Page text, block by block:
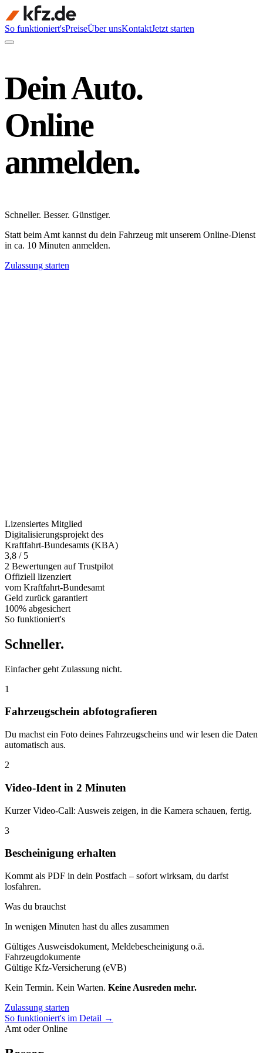
So funktioniert'sPreiseÜber unsKontaktJetzt starten
Dein Auto.
Online
anmelden.
Schneller. Besser. Günstiger.
Statt beim Amt kannst du dein Fahrzeug mit unserem Online-Dienst
in ca. 10 Minuten anmelden.
Zulassung starten
Lizensiertes Mitglied
Digitalisierungsprojekt des
Kraftfahrt-Bundesamts (KBA)
3,8 / 5
2 Bewertungen auf Trustpilot
Offiziell lizenziert
vom Kraftfahrt-Bundesamt
Geld zurück garantiert
100% abgesichert
So funktioniert's
Schneller.
Einfacher geht Zulassung nicht.
1
Fahrzeugschein abfotografieren
Du machst ein Foto deines Fahrzeugscheins und wir lesen die Daten
automatisch aus.
2
Video-Ident in 2 Minuten
Kurzer Video-Call: Ausweis zeigen, in die Kamera schauen, fertig.
3
Bescheinigung erhalten
Kommt als PDF in dein Postfach – sofort wirksam, du darfst
losfahren.
Was du brauchst
In wenigen Minuten hast du alles zusammen
Gültiges Ausweisdokument, Meldebescheinigung o.ä.
Fahrzeugdokumente
Gültige Kfz-Versicherung (eVB)
Kein Termin. Kein Warten. Keine Ausreden mehr.
Zulassung starten
So funktioniert's im Detail →
Amt oder Online